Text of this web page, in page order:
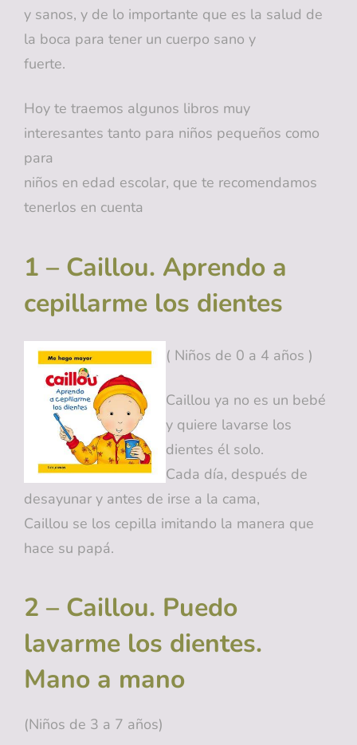
y sanos, y de lo importante que es la salud de
la boca para tener un cuerpo sano y
fuerte.
Hoy te traemos algunos libros muy
interesantes tanto para niños pequeños como
para
niños en edad escolar, que te recomendamos
tenerlos en cuenta
1 – Caillou. Aprendo a
cepillarme los dientes
( Niños de 0 a 4 años )
Caillou ya no es un bebé
y quiere lavarse los
dientes él solo.
Cada día, después de
desayunar y antes de irse a la cama,
Caillou se los cepilla imitando la manera que
hace su papá.
2 – Caillou. Puedo
lavarme los dientes.
Mano a mano
(Niños de 3 a 7 años)